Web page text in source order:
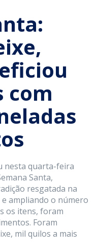
com
nesta quarta-feira
Santa,
resgatada na
e ampliando o número
os itens, foram
Foram
mil quilos a mais